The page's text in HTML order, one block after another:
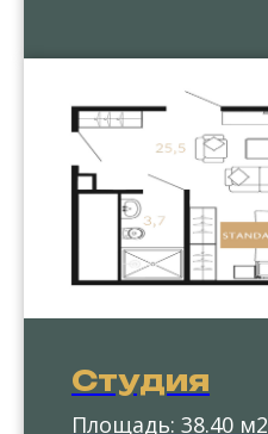
Студия
Площадь: 38.40 м2